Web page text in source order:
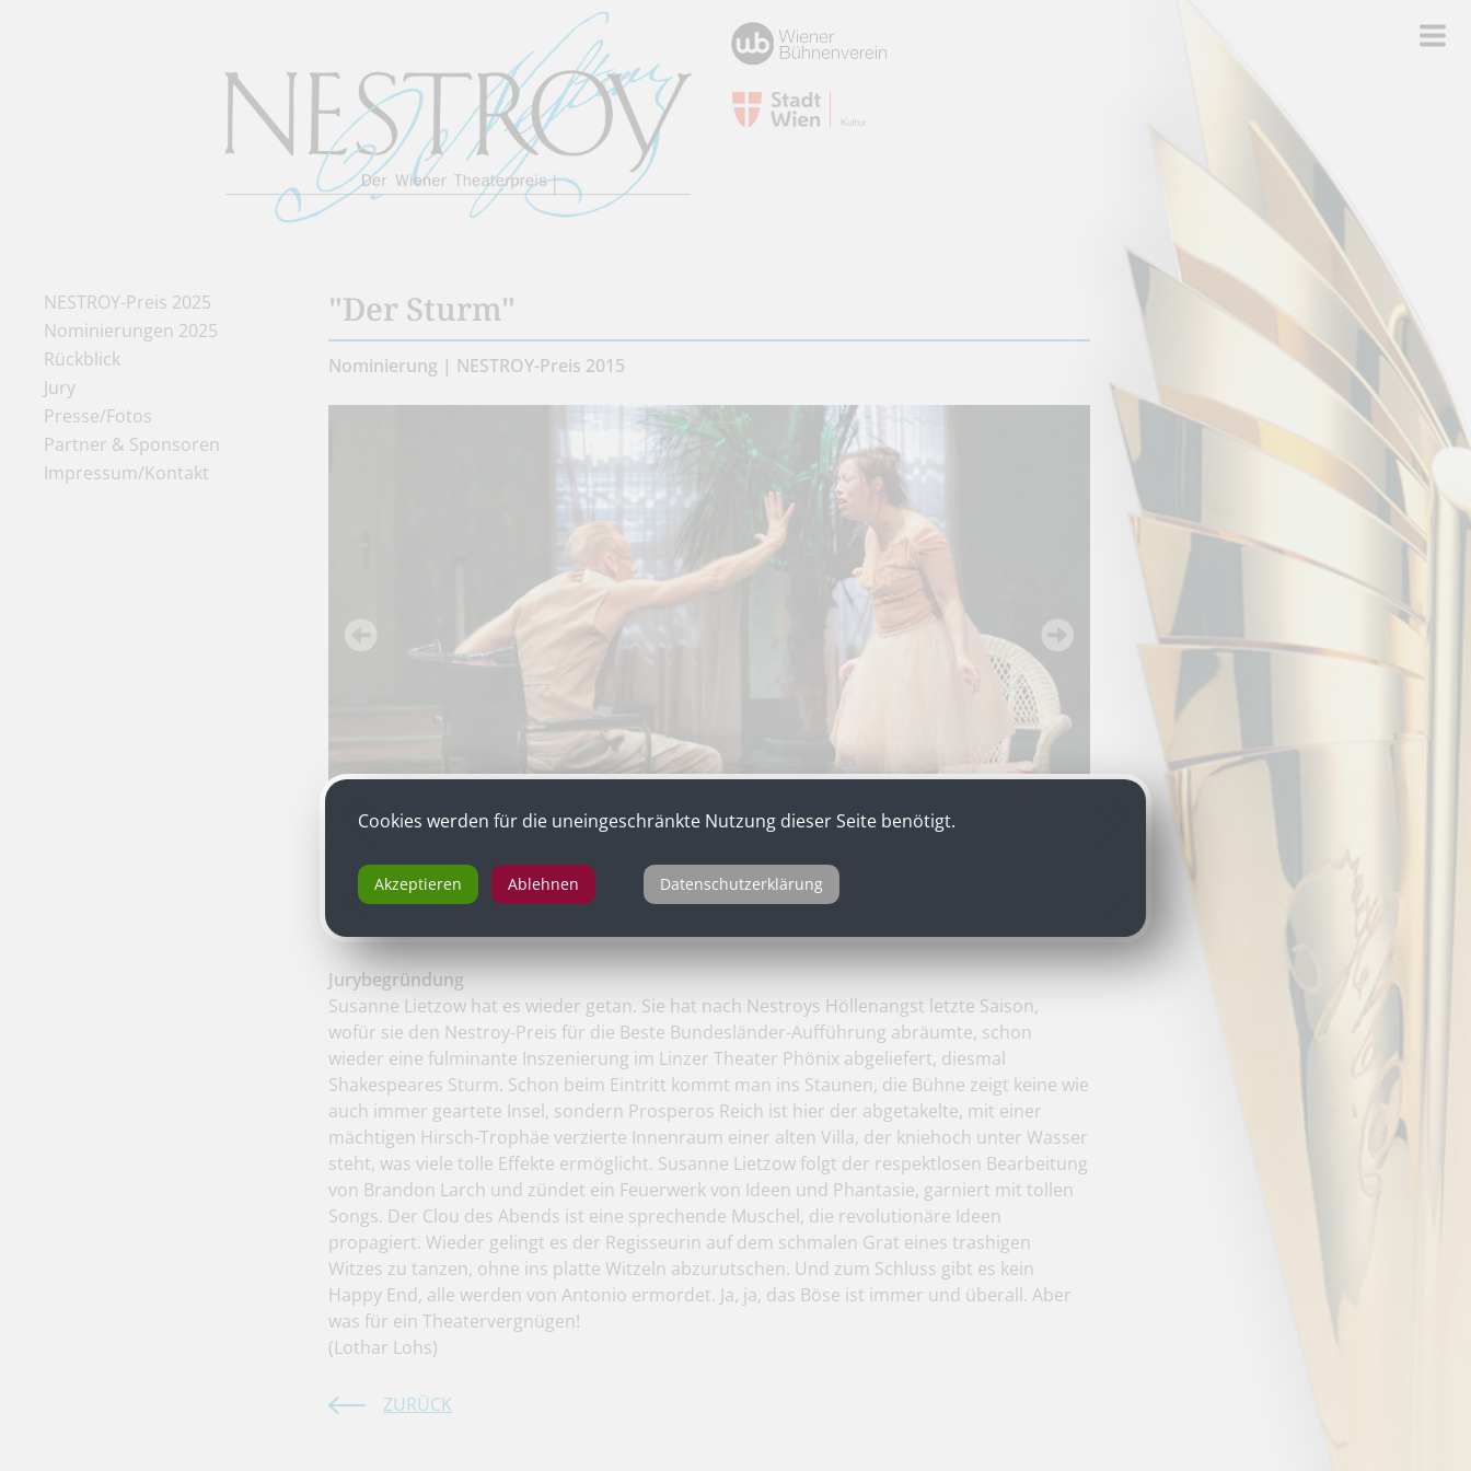
NESTROY-Preis 2025
Nominierungen 2025
Rückblick
Jury
Presse/Fotos
Partner & Sponsoren
Impressum/Kontakt
"Der Sturm"
Nominierung | NESTROY-Preis 2015
„Der Sturm“
Jurybegründung
Susanne Lietzow hat es wieder getan. Sie hat nach Nestroys Höllenangst letzte Saison,
wofür sie den Nestroy-Preis für die Beste Bundesländer-Aufführung abräumte, schon
wieder eine fulminante Inszenierung im Linzer Theater Phönix abgeliefert, diesmal
Shakespeares Sturm. Schon beim Eintritt kommt man ins Staunen, die Bühne zeigt keine wie
auch immer geartete Insel, sondern Prosperos Reich ist hier der abgetakelte, mit einer
mächtigen Hirsch-Trophäe verzierte Innenraum einer alten Villa, der kniehoch unter Wasser
steht, was viele tolle Effekte ermöglicht. Susanne Lietzow folgt der respektlosen Bearbeitung
von Brandon Larch und zündet ein Feuerwerk von Ideen und Phantasie, garniert mit tollen
Songs. Der Clou des Abends ist eine sprechende Muschel, die revolutionäre Ideen
propagiert. Wieder gelingt es der Regisseurin auf dem schmalen Grat eines trashigen
Witzes zu tanzen, ohne ins platte Witzeln abzurutschen. Und zum Schluss gibt es kein
Happy End, alle werden von Antonio ermordet. Ja, ja, das Böse ist immer und überall. Aber
was für ein Theatervergnügen!
(Lothar Lohs)
ZURÜCK
Cookies werden für die uneingeschränkte Nutzung dieser Seite benötigt.
Akzeptieren Ablehnen Datenschutzerklärung